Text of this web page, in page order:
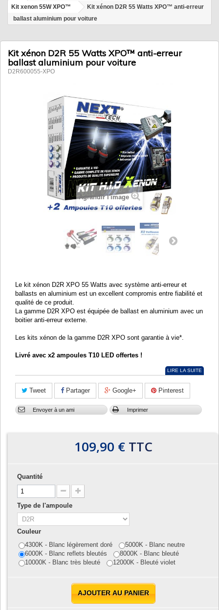
Kit xenon 55W XPO™
Kit xénon D2R 55 Watts XPO™ anti-erreur
ballast aluminium pour voiture
Kit xénon D2R 55 Watts XPO™ anti-erreur
ballast aluminium pour voiture
D2R600055-XPO
Agrandir l'image
Le kit xénon D2R XPO 55 Watts avec système anti-erreur et
ballasts en aluminium est un excellent compromis entre fiabilité et
qualité de ce produit.
La gamme D2R XPO est équipée de ballast en aluminium avec un
boitier anti-erreur externe.
Les kits xénon de la gamme D2R XPO sont garantie à vie*.
Livré avec x2 ampoules T10 LED offertes !
LIRE LA SUITE
Tweet Partager Google+ Pinterest
Envoyer à un ami Imprimer
109,90 €TTC
Quantité
Type de l'ampoule
Couleur
4300K - Blanc légèrement doré
5000K - Blanc neutre
6000K - Blanc reflets bleutés
8000K - Blanc bleuté
10000K - Blanc très bleuté
12000K - Bleuté violet
AJOUTER AU PANIER